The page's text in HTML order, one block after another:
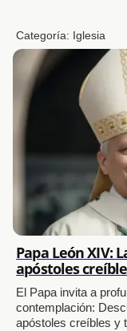
Categoría: Iglesia
Papa León XIV:
apóstoles
El Papa invita a
contemplación:
apóstoles creíbles y